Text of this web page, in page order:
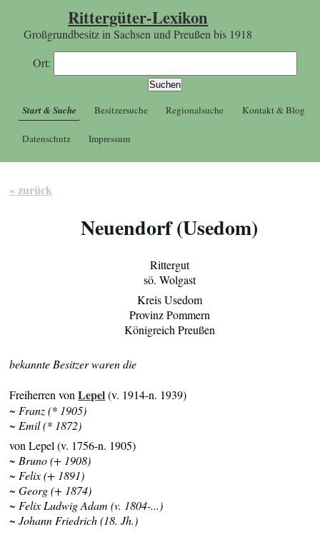
Rittergüter-Lexikon
Großgrundbesitz in Sachsen und Preußen bis 1918
Ort:
Start & Suche Besitzersuche Regionalsuche Kontakt & Blog
Datenschutz Impressum
« zurück
Neuendorf (Usedom)
Rittergut
sö. Wolgast
Kreis Usedom
Provinz Pommern
Königreich Preußen
bekannte Besitzer waren die
Freiherren vonLepel(v. 1914-n. 1939)
~ Franz (* 1905)
~ Emil (* 1872)
von Lepel (v. 1756-n. 1905)
~ Bruno (+ 1908)
~ Felix (+ 1891)
~ Georg (+ 1874)
~ Felix Ludwig Adam (v. 1804-...)
~ Johann Friedrich (18. Jh.)